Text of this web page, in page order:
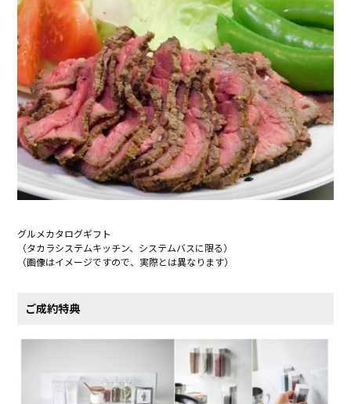
グルメカタログギフト
（タカラシステムキッチン、システムバスに限る）
（画像はイメージですので、実際とは異なります）
ご成約特典